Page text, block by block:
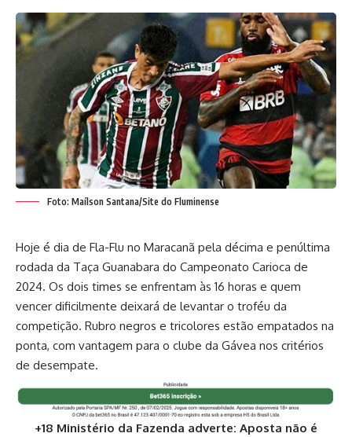
Foto: Maílson Santana/Site do Fluminense
Hoje é dia de Fla-Flu no Maracanã pela décima e penúltima
rodada da Taça Guanabara do Campeonato Carioca de
2024. Os dois times se enfrentam às 16 horas e quem
vencer dificilmente deixará de levantar o troféu da
competição. Rubro negros e tricolores estão empatados na
ponta, com vantagem para o clube da Gávea nos critérios
de desempate.
+18 Ministério da Fazenda adverte: Aposta não é